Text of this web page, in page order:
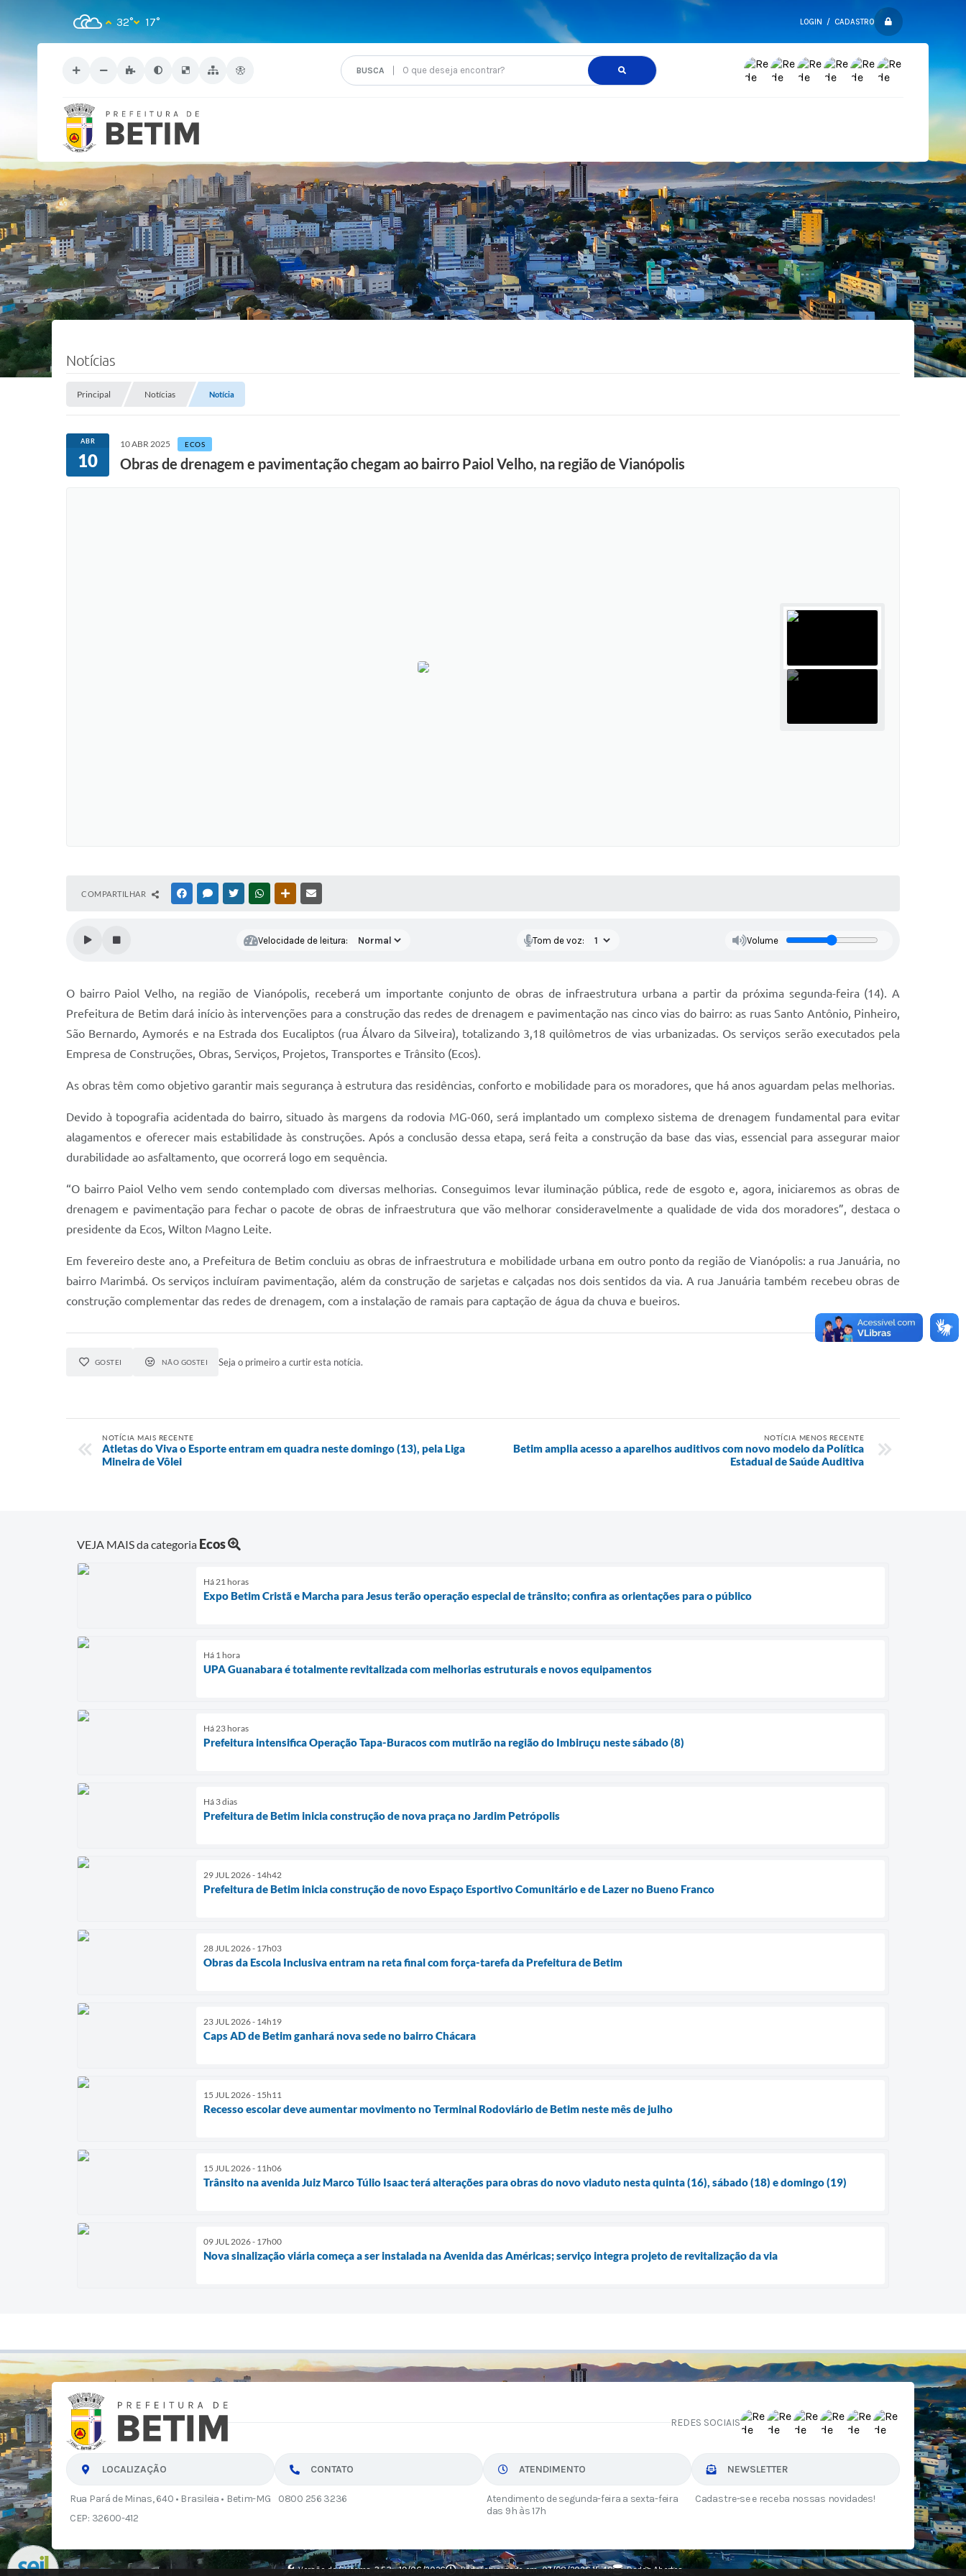
LOGIN / CADASTRO
O que deseja encontrar?
32° 17°
Notícias
Principal Notícias Notícia
ABR
10
10 ABR 2025 ECOS
Obras de drenagem e pavimentação chegam ao bairro Paiol Velho, na região de Vianópolis
COMPARTILHAR FACEBOOKMESSENGER
TWITTERWHATSAPPOUTRAS MÍDIAS
Velocidade de leitura: Tom de voz: Volume
O bairro Paiol Velho, na região de Vianópolis, receberá um importante conjunto de obras de infraestrutura urbana a partir da próxima segunda-feira (14). A
Prefeitura de Betim dará início às intervenções para a construção das redes de drenagem e pavimentação nas cinco vias do bairro: as ruas Santo Antônio, Pinheiro,
São Bernardo, Aymorés e na Estrada dos Eucaliptos (rua Álvaro da Silveira), totalizando 3,18 quilômetros de vias urbanizadas. Os serviços serão executados pela
Empresa de Construções, Obras, Serviços, Projetos, Transportes e Trânsito (Ecos).
As obras têm como objetivo garantir mais segurança à estrutura das residências, conforto e mobilidade para os moradores, que há anos aguardam pelas melhorias.
Devido à topografia acidentada do bairro, situado às margens da rodovia MG-060, será implantado um complexo sistema de drenagem fundamental para evitar
alagamentos e oferecer mais estabilidade às construções. Após a conclusão dessa etapa, será feita a construção da base das vias, essencial para assegurar maior
durabilidade ao asfaltamento, que ocorrerá logo em sequência.
“O bairro Paiol Velho vem sendo contemplado com diversas melhorias. Conseguimos levar iluminação pública, rede de esgoto e, agora, iniciaremos as obras de
drenagem e pavimentação para fechar o pacote de obras de infraestrutura que vão melhorar consideravelmente a qualidade de vida dos moradores”, destaca o
presidente da Ecos, Wilton Magno Leite.
Em fevereiro deste ano, a Prefeitura de Betim concluiu as obras de infraestrutura e mobilidade urbana em outro ponto da região de Vianópolis: a rua Januária, no
bairro Marimbá. Os serviços incluíram pavimentação, além da construção de sarjetas e calçadas nos dois sentidos da via. A rua Januária também recebeu obras de
construção complementar das redes de drenagem, com a instalação de ramais para captação de água da chuva e bueiros.
GOSTEI NÃO GOSTEI Seja o primeiro a curtir esta notícia.
NOTÍCIA MAIS RECENTE
Atletas do Viva o Esporte entram em quadra neste domingo (13), pela Liga
Mineira de Vôlei
NOTÍCIA MENOS RECENTE
Betim amplia acesso a aparelhos auditivos com novo modelo da Política
Estadual de Saúde Auditiva
VEJA MAIS da categoria Ecos
Há 21 horas
Expo Betim Cristã e Marcha para Jesus terão operação especial de trânsito; confira as orientações para o público
Há 1 hora
UPA Guanabara é totalmente revitalizada com melhorias estruturais e novos equipamentos
Há 23 horas
Prefeitura intensifica Operação Tapa-Buracos com mutirão na região do Imbiruçu neste sábado (8)
Há 3 dias
Prefeitura de Betim inicia construção de nova praça no Jardim Petrópolis
29 JUL 2026 - 14h42
Prefeitura de Betim inicia construção de novo Espaço Esportivo Comunitário e de Lazer no Bueno Franco
28 JUL 2026 - 17h03
Obras da Escola Inclusiva entram na reta final com força-tarefa da Prefeitura de Betim
23 JUL 2026 - 14h19
Caps AD de Betim ganhará nova sede no bairro Chácara
15 JUL 2026 - 15h11
Recesso escolar deve aumentar movimento no Terminal Rodoviário de Betim neste mês de julho
15 JUL 2026 - 11h06
Trânsito na avenida Juiz Marco Túlio Isaac terá alterações para obras do novo viaduto nesta quinta (16), sábado (18) e domingo (19)
09 JUL 2026 - 17h00
Nova sinalização viária começa a ser instalada na Avenida das Américas; serviço integra projeto de revitalização da via
REDES SOCIAIS
LOCALIZAÇÃO
Rua Pará de Minas, 640 • Brasileia • Betim-MG
CEP: 32600-412
CONTATO
0800 256 3236
ATENDIMENTO
Atendimento de segunda-feira a sexta-feira
das 9h às 17h
NEWSLETTER
Cadastre-se e receba nossas novidades!
Versão do Sistema:3.5.3 - 19/06/2026 Portal atualizado em:07/08/2026 15:40 Dados Abertos